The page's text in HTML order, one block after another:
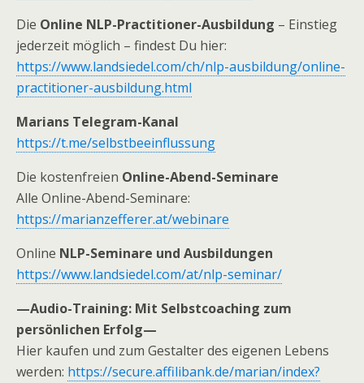
Die Online NLP-Practitioner-Ausbildung – Einstieg
jederzeit möglich – findest Du hier:
https://www.landsiedel.com/ch/nlp-ausbildung/online-
practitioner-ausbildung.html
Marians Telegram-Kanal
https://t.me/selbstbeeinflussung
Die kostenfreien Online-Abend-Seminare
Alle Online-Abend-Seminare:
https://marianzefferer.at/webinare
Online NLP-Seminare und Ausbildungen
https://www.landsiedel.com/at/nlp-seminar/
—Audio-Training: Mit Selbstcoaching zum
persönlichen Erfolg—
Hier kaufen und zum Gestalter des eigenen Lebens
werden: https://secure.affilibank.de/marian/index?